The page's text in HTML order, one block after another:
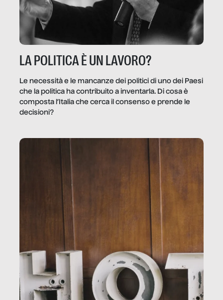
LA POLITICA È UN LAVORO?
Le necessità e le mancanze dei politici di uno dei Paesi
che la politica ha contribuito a inventarla. Di cosa è
composta l’Italia che cerca il consenso e prende le
decisioni?